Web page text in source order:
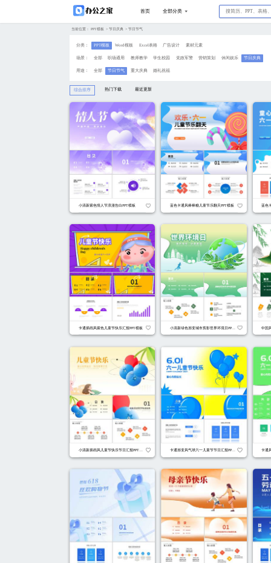
当前位置： PPT模板 > 节日庆典 > 节
场景： 全部 职场通用 教
用途： 节日节气 重
综合排序 热门下载
小清新紫色情人节浪漫告白PPT模